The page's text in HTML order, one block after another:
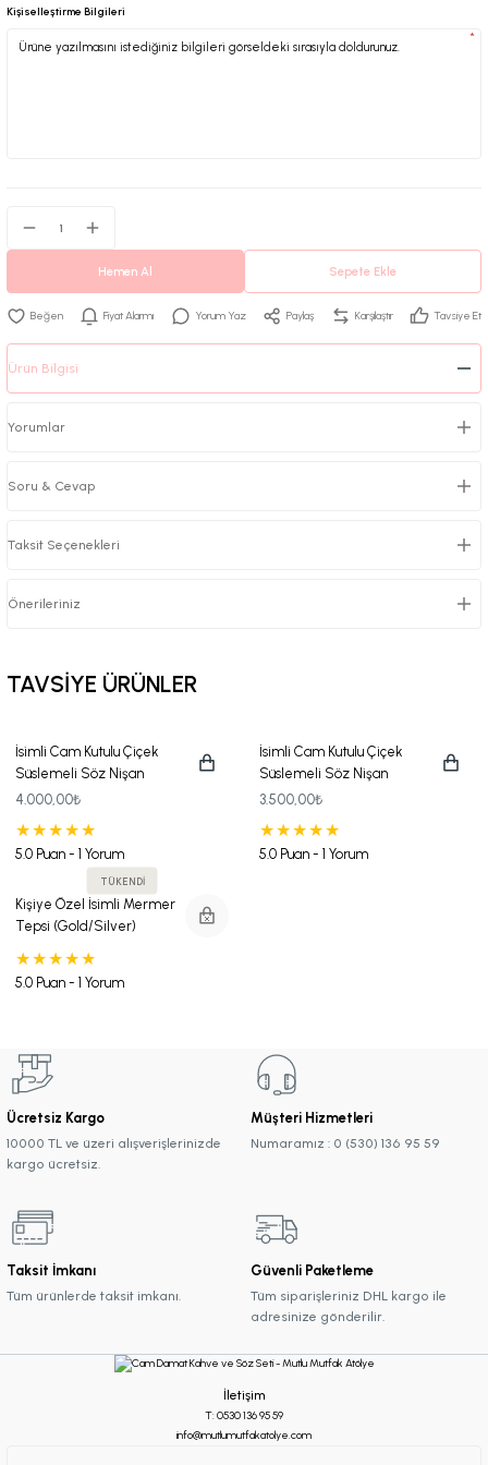
Kişiselleştirme Bilgileri
*
Hemen Al Sepete Ekle
Fiyat Alarmı Yorum Yaz Paylaş Karşılaştır Tavsiye Et
Ürün Bilgisi
Yorumlar
Soru & Cevap
Taksit Seçenekleri
Önerileriniz
TAVSİYE ÜRÜNLER
İsimli Cam Kutulu Çiçek
Süslemeli Söz Nişan
Çikolatası
4.000,00₺
5.0 Puan - 1 Yorum
İsimli Cam Kutulu Çiçek
Süslemeli Söz Nişan
Çikolatası (150 Ad. Çikolata)
3.500,00₺
5.0 Puan - 1 Yorum
TÜKENDİ
Kişiye Özel İsimli Mermer
Tepsi (Gold/Silver)
5.0 Puan - 1 Yorum
Ücretsiz Kargo
10000 TL ve üzeri alışverişlerinizde
kargo ücretsiz.
Müşteri Hizmetleri
Numaramız : 0 (530) 136 95 59
Taksit İmkanı
Tüm ürünlerde taksit imkanı.
Güvenli Paketleme
Tüm siparişleriniz DHL kargo ile
adresinize gönderilir.
İletişim
T: 0530 136 95 59
info@mutlumutfakatolye.com